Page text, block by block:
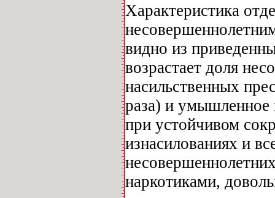
Характеристика
видно из
возрастает доля
насильственных
раза) и умышленное
при устойчивом
изнасилованиях и
наркотиками,